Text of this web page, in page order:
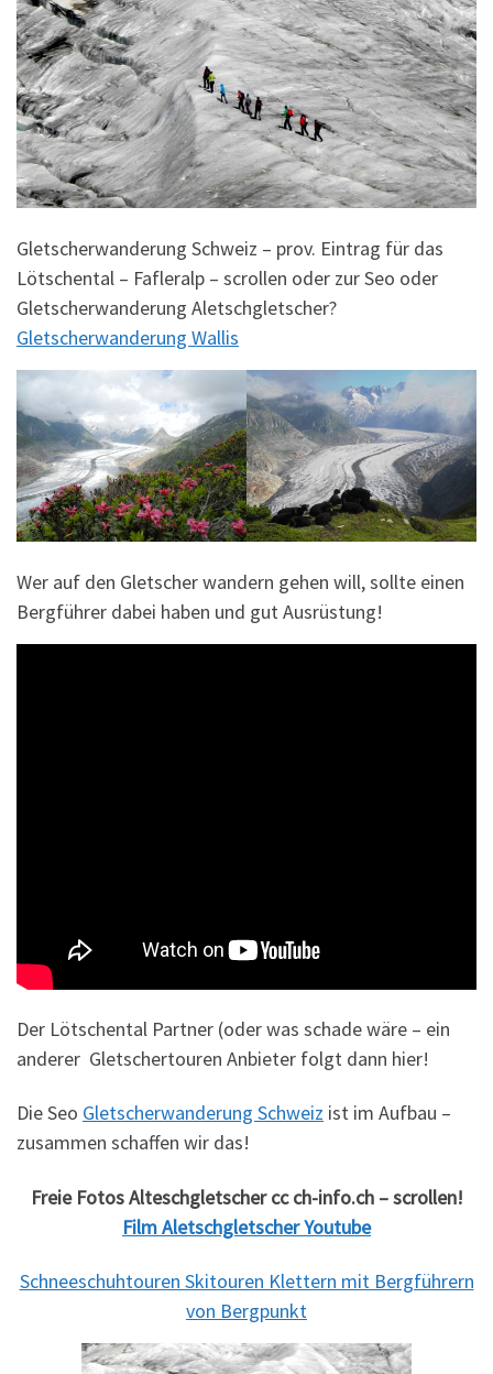
Gletscherwanderung Schweiz – prov. Eintrag für das
Lötschental – Fafleralp – scrollen oder zur Seo oder
Gletscherwanderung Aletschgletscher?
Gletscherwanderung Wallis
Wer auf den Gletscher wandern gehen will, sollte einen
Bergführer dabei haben und gut Ausrüstung!
Der Lötschental Partner (oder was schade wäre – ein
anderer Gletschertouren Anbieter folgt dann hier!
Die Seo Gletscherwanderung Schweiz ist im Aufbau –
zusammen schaffen wir das!
Freie Fotos Alteschgletscher cc ch-info.ch – scrollen!
Film Aletschgletscher Youtube
Schneeschuhtouren Skitouren Klettern mit Bergführern
von Bergpunkt